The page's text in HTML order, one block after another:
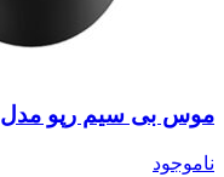
موس بی سیم رپو مدل M300 Silent
ناموجود